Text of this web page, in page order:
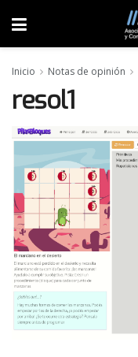
Inicio Notas de opinión
resol1